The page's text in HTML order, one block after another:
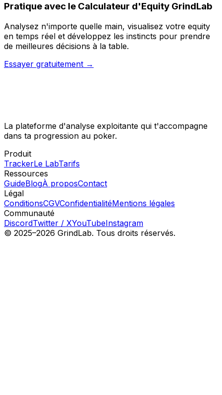
Pratique avec le Calculateur d'Equity GrindLab
Analysez n'importe quelle main, visualisez votre equity
en temps réel et développez les instincts pour prendre
de meilleures décisions à la table.
Essayer gratuitement →
La plateforme d'analyse exploitante qui t'accompagne
dans ta progression au poker.
Produit
TrackerLe LabTarifs
Ressources
GuideBlogÀ proposContact
Légal
ConditionsCGVConfidentialitéMentions légales
Communauté
DiscordTwitter / XYouTubeInstagram
© 2025–2026 GrindLab. Tous droits réservés.